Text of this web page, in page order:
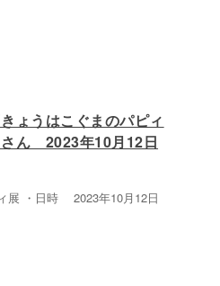
ょうはこぐまのパピィ
さん 2023年10月12日
展 ・日時 2023年10月12日